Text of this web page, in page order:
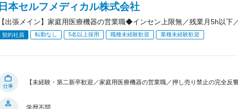
日本セルフメディカル株式会社
【出張メイン】家庭用医療機器の営業職◆インセン上限無／残業月5h以下
契約社員 転勤なし 5名以上採用 職種未経験歓迎 業種未経験歓迎
仕事
【未経験・第二新卒歓迎／家庭用医療機器の営業職／押し売り禁止の完全
学歴不問